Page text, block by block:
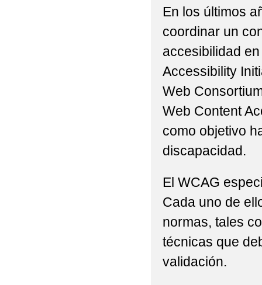
En los últimos
coordinar un
accesibilidad
Accessibility
Web
Web Content
como objetivo
discapacidad.
El WCAG
Cada uno de
normas, tales
técnicas que
validación.